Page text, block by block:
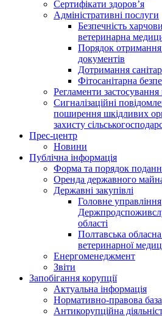
Сертифікати здоров’я
Адміністративні послуги
Безпечність
ветеринарна
Порядок
документів
Дотримання
Фітосанітарна
Регламенти застосування
Сигналізаційні
поширення шкідливих
захисту
Прес-центр
Новини
Публічна інформація
Форма та порядок
Оренда державного
Державні закупівлі
Головне управління
області
Полтавська
ветеринарної
Енергоменеджмент
Звіти
Запобігання корупції
Актуальна інформація
Нормативно-правова база
Антикорупційна